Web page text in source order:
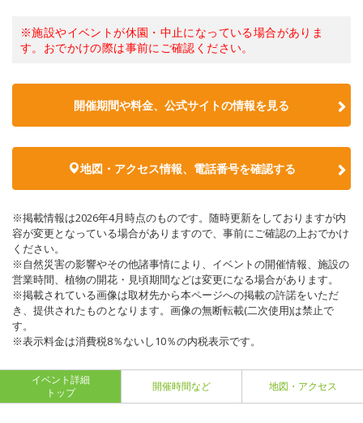
※施設やイベントが休園・中止になっている場合がありま
す。おでかけの際は事前にご確認ください。
開催期間や料金、公式サイトの情報を見る
地図・アクセス情報、電話番号を確認する
※掲載情報は2026年4月時点のものです。随時更新をしておりますが内
容が変更となっている場合がありますので、事前にご確認の上おでかけ
ください。
※自然災害の影響やその他諸事情により、イベントの開催情報、施設の
営業時間、植物の開花・見頃期間などは変更になる場合があります。
※掲載されている画像は取材先から本ページへの掲載の許諾をいただ
き、提供されたものとなります。画像の無断転載(二次使用)は禁止で
す。
※表示料金は消費税8％ないし10％の内税表示です。
イベント詳細
トップ
開催時間など 地図・アクセス